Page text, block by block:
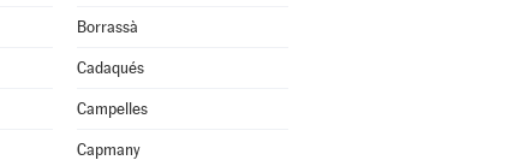
Borrassà
Cadaqués
Campelles
Capmany